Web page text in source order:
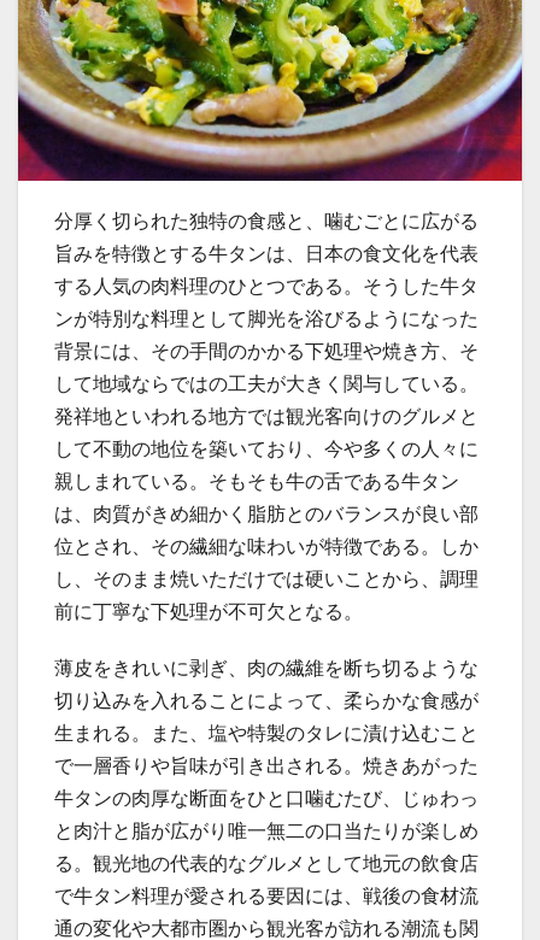
分厚く切られた独特の食感と、噛むごとに広がる
旨みを特徴とする牛タンは、日本の食文化を代表
する人気の肉料理のひとつである。 そうした牛タ
ンが特別な料理として脚光を浴びるようになった
背景には、その手間のかかる下処理や焼き方、そ
して地域ならではの工夫が大きく関与している。
発祥地といわれる地方では観光客向けのグルメと
して不動の地位を築いており、今や多くの人々に
親しまれている。そもそも牛の舌である牛タン
は、肉質がきめ細かく脂肪とのバランスが良い部
位とされ、その繊細な味わいが特徴である。しか
し、そのまま焼いただけでは硬いことから、調理
前に丁寧な下処理が不可欠となる。
薄皮をきれいに剥ぎ、肉の繊維を断ち切るような
切り込みを入れることによって、柔らかな食感が
生まれる。また、塩や特製のタレに漬け込むこと
で一層香りや旨味が引き出される。焼きあがった
牛タンの肉厚な断面をひと口噛むたび、じゅわっ
と肉汁と脂が広がり唯一無二の口当たりが楽しめ
る。観光地の代表的なグルメとして地元の飲食店
で牛タン料理が愛される要因には、戦後の食材流
通の変化や大都市圏から観光客が訪れる潮流も関